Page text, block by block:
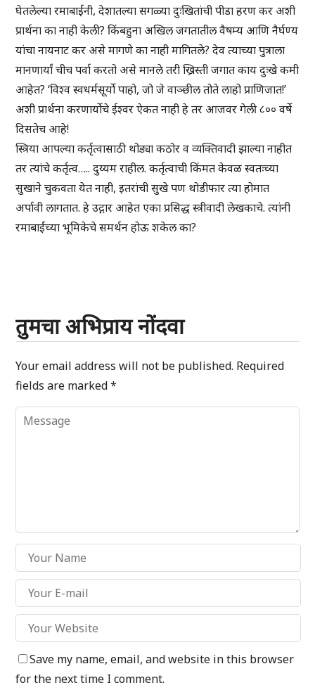
घेतलेल्या रमाबाईंनी, देशातल्या सगळ्या दुःखितांची पीडा हरण कर अशी
प्रार्थना का नाही केली? किंबहुना अखिल जगतातील वैषम्य आणि नैर्घण्य
यांचा नायनाट कर असे मागणे का नाही मागितले? देव त्याच्या पुत्राला
मानणार्यां चीच पर्वा करतो असे मानले तरी ख्रिस्ती जगात काय दुःखे कमी
आहेत? ‘विश्व स्वधर्मसूर्यो पाहो, जो जे वाञ्छील तोते लाहो प्राणिजात!’
अशी प्रार्थना करणार्याेचे ईश्वर ऐकत नाही हे तर आजवर गेली ८०० वर्षे
दिसतेच आहे!
स्त्रिया आपल्या कर्तृत्वासाठी थोड्या कठोर व व्यक्तिवादी झाल्या नाहीत
तर त्यांचे कर्तृत्व….. दुय्यम राहील. कर्तृत्वाची किंमत केवळ स्वतःच्या
सुखाने चुकवता येत नाही, इतरांची सुखे पण थोडीफार त्या होमात
अर्पावी लागतात. हे उद्गार आहेत एका प्रसिद्ध स्त्रीवादी लेखकाचे. त्यांनी
रमाबाईंच्या भूमिकेचे समर्थन होऊ शकेल का?
तुमचा अभिप्राय नोंदवा
Your email address will not be published. Required
fields are marked*
Save my name, email, and website in this browser
for the next time I comment.